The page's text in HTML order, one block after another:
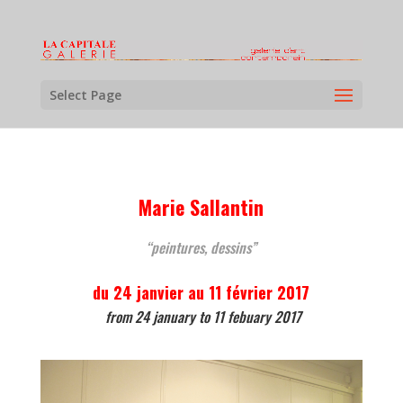
Select Page
Marie Sallantin
“peintures, dessins”
du 24 janvier au 11 février 2017
from 24 january to 11 febuary 2017